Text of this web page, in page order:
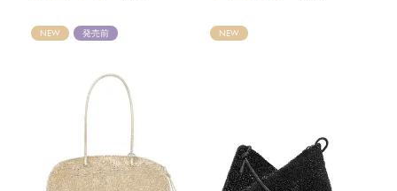
NEW 発売前 NEW